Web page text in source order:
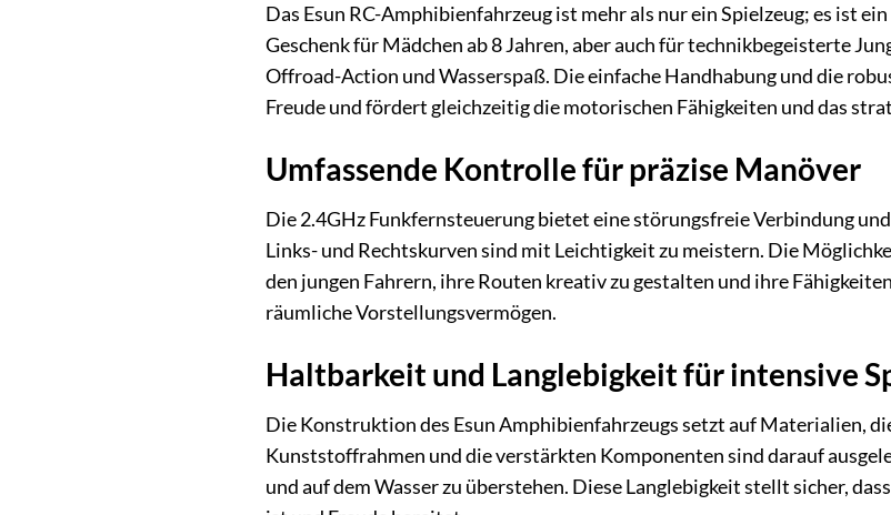
Das Esun RC-Amphibienfahrzeug ist mehr als nur ein Spielzeug; es ist
Geschenk für Mädchen ab 8 Jahren, aber auch für technikbegeisterte
Offroad-Action und Wasserspaß. Die einfache Handhabung und die
Freude und fördert gleichzeitig die motorischen Fähigkeiten und das
Umfassende Kontrolle für präzise Manöver
Die 2.4GHz Funkfernsteuerung bietet eine störungsfreie Verbindung
Links- und Rechtskurven sind mit Leichtigkeit zu meistern. Die
den jungen Fahrern, ihre Routen kreativ zu gestalten und ihre
räumliche Vorstellungsvermögen.
Haltbarkeit und Langlebigkeit für intensive
Die Konstruktion des Esun Amphibienfahrzeugs setzt auf Materialien,
Kunststoffrahmen und die verstärkten Komponenten sind darauf
und auf dem Wasser zu überstehen. Diese Langlebigkeit stellt sicher,